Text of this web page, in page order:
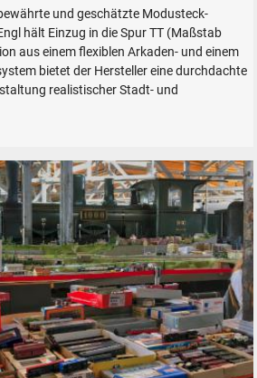
und geschätzte Modusteck-
hält Einzug in die Spur TT (Maßstab
aus einem flexiblen Arkaden- und einem
bietet der Hersteller eine durchdachte
realistischer Stadt- und